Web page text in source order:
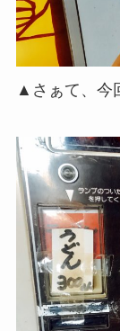
▲さぁて、今